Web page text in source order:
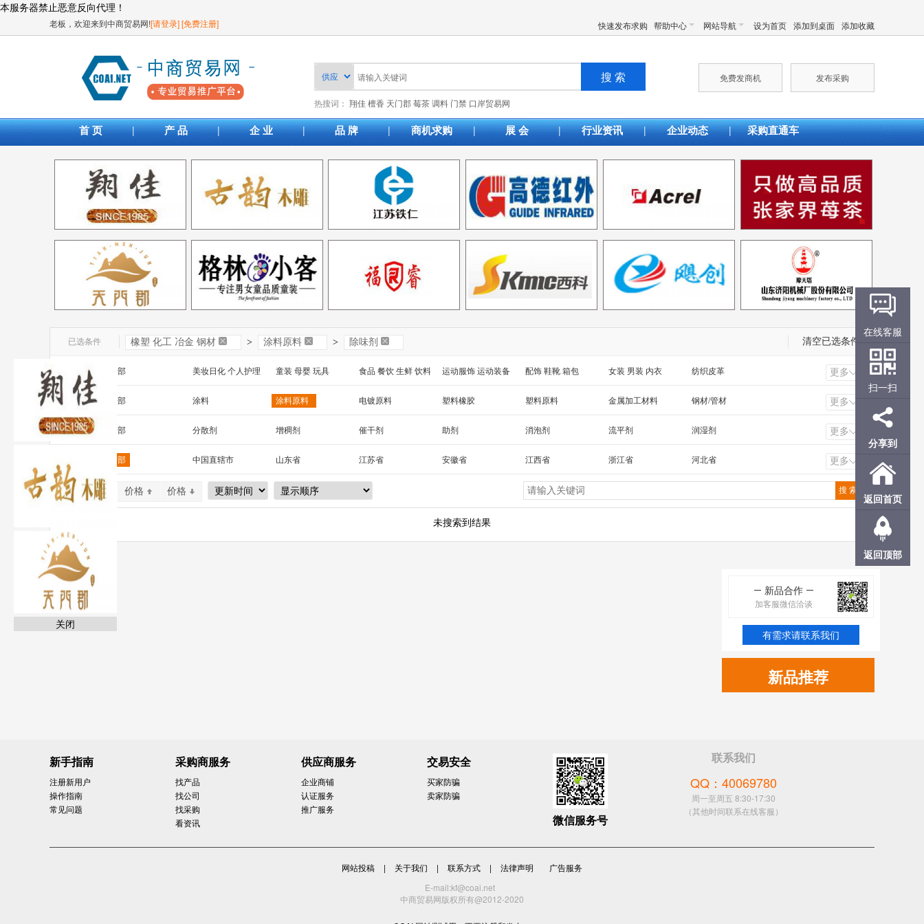
本服务器禁止恶意反向代理！
老板，欢迎来到中商贸易网![请登录][免费注册] 快速发布求购 帮助中心 网站导航 设为首页 添加到桌面 添加收藏
热搜词： 翔佳 檀香 天门郡 莓茶 调料 门禁 口岸贸易网
免费发商机 发布采购
首 页 | 产 品 | 企 业 | 品 牌 | 商机求购 | 展 会 | 行业资讯 | 企业动态 | 采购直通车
已选条件 橡塑 化工 冶金 钢材 > 涂料原料 > 除味剂 清空已选条件
一级分类： 全部 美妆日化 个人护理 童装 母婴 玩具 食品 餐饮 生鲜 饮料 运动服饰 运动装备 配饰 鞋靴 箱包 女装 男装 内衣
纺织皮革
安全防护 五金工具
家装建材 机床 机械及行业设备
更多
二级分类： 全部 涂料 涂料原料 电镀原料 塑料橡胶 塑料原料 金属加工材料 钢材/管材 更多
三级分类： 全部 分散剂 增稠剂 催干剂 助剂 消泡剂 流平剂
润湿剂
更多
全部 中国直辖市 山东省 江苏省 安徽省 江西省 浙江省
河北省
广西
辽宁省 吉林省 黑龙江省 陕西省
宁夏
四川省 贵州省 云南省 西藏 台湾省 香港 澳门
更多
默认排序 价格 价格
未搜索到结果
新品合作
加客服微信洽谈
有需求请联系我们
新品推荐
关闭
新手指南
注册新用户
操作指南
常见问题
采购商服务
找产品
找公司
找采购
看资讯
供应商服务
企业商铺
认证服务
推广服务
交易安全
买家防骗
卖家防骗
微信服务号
联系我们
QQ：40069780
周一至周五 8:30-17:30
（其他时间联系在线客服）
网站投稿 | 关于我们 | 联系方式 | 法律声明
广告服务
E-mail:kf@coai.net
中商贸易网版权所有@2012-2020
在线客服
扫一扫
分享到
返回首页
返回顶部